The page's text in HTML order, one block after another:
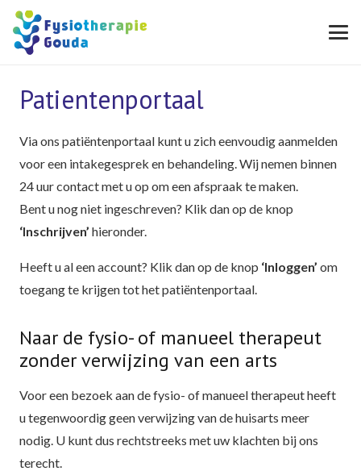
Patientenportaal
Via ons patiëntenportaal kunt u zich eenvoudig aanmelden
voor een intakegesprek en behandeling. Wij nemen binnen
24 uur contact met u op om een afspraak te maken.
Bent u nog niet ingeschreven? Klik dan op de knop
‘Inschrijven’ hieronder.
Heeft u al een account? Klik dan op de knop ‘Inloggen’ om
toegang te krijgen tot het patiëntenportaal.
Naar de fysio- of manueel therapeut
zonder verwijzing van een arts
Voor een bezoek aan de fysio- of manueel therapeut heeft
u tegenwoordig geen verwijzing van de huisarts meer
nodig. U kunt dus rechtstreeks met uw klachten bij ons
terecht.